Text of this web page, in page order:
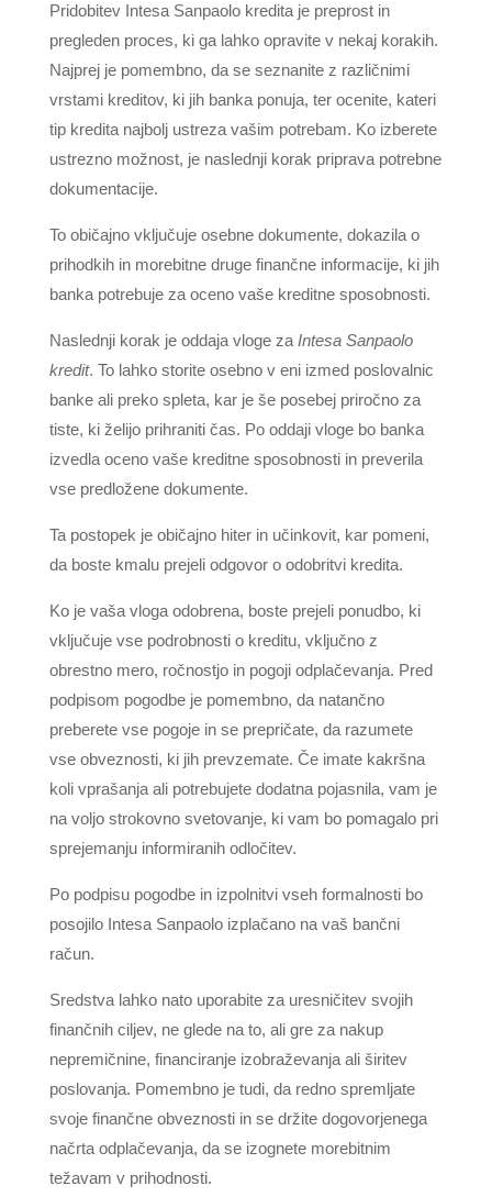
Pridobitev Intesa Sanpaolo kredita je preprost in
pregleden proces, ki ga lahko opravite v nekaj korakih.
Najprej je pomembno, da se seznanite z različnimi
vrstami kreditov, ki jih banka ponuja, ter ocenite, kateri
tip kredita najbolj ustreza vašim potrebam. Ko izberete
ustrezno možnost, je naslednji korak priprava potrebne
dokumentacije.
To običajno vključuje osebne dokumente, dokazila o
prihodkih in morebitne druge finančne informacije, ki jih
banka potrebuje za oceno vaše kreditne sposobnosti.
Naslednji korak je oddaja vloge za Intesa Sanpaolo
kredit. To lahko storite osebno v eni izmed poslovalnic
banke ali preko spleta, kar je še posebej priročno za
tiste, ki želijo prihraniti čas. Po oddaji vloge bo banka
izvedla oceno vaše kreditne sposobnosti in preverila
vse predložene dokumente.
Ta postopek je običajno hiter in učinkovit, kar pomeni,
da boste kmalu prejeli odgovor o odobritvi kredita.
Ko je vaša vloga odobrena, boste prejeli ponudbo, ki
vključuje vse podrobnosti o kreditu, vključno z
obrestno mero, ročnostjo in pogoji odplačevanja. Pred
podpisom pogodbe je pomembno, da natančno
preberete vse pogoje in se prepričate, da razumete
vse obveznosti, ki jih prevzemate. Če imate kakršna
koli vprašanja ali potrebujete dodatna pojasnila, vam je
na voljo strokovno svetovanje, ki vam bo pomagalo pri
sprejemanju informiranih odločitev.
Po podpisu pogodbe in izpolnitvi vseh formalnosti bo
posojilo Intesa Sanpaolo izplačano na vaš bančni
račun.
Sredstva lahko nato uporabite za uresničitev svojih
finančnih ciljev, ne glede na to, ali gre za nakup
nepremičnine, financiranje izobraževanja ali širitev
poslovanja. Pomembno je tudi, da redno spremljate
svoje finančne obveznosti in se držite dogovorjenega
načrta odplačevanja, da se izognete morebitnim
težavam v prihodnosti.